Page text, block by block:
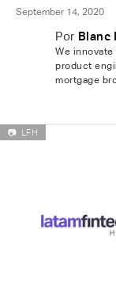
September 14, 2020
Por Blanc
We
product
mortgage
📷 LFH